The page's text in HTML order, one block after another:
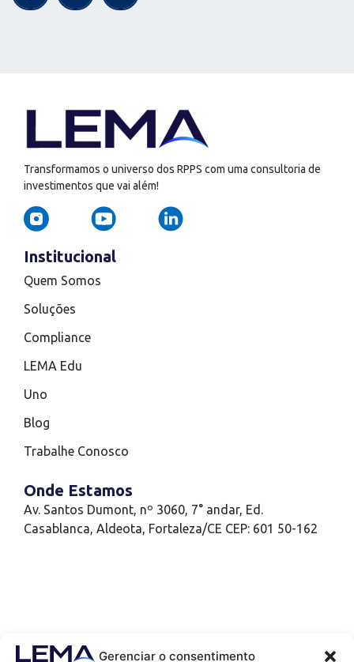
Gerenciar o consentimento
Transformamos o universo dos RPPS com uma consultoria de
investimentos que vai além!
Institucional
Quem Somos
Soluções
Compliance
LEMA Edu
Uno
Blog
Trabalhe Conosco
Onde Estamos
Av. Santos Dumont, nº 3060, 7° andar, Ed.
Casablanca, Aldeota, Fortaleza/CE CEP: 601 50-162